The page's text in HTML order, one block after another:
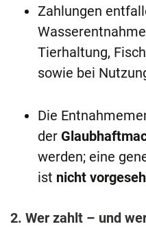
Zahlungen
Tierhaltung,
sowie bei
Die
der
werden; eine
ist nicht
2. Wer zahlt – und